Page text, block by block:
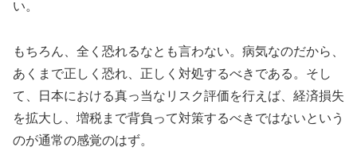
い。
もちろん、全く恐れるなとも言わない。病気なのだから、
あくまで正しく恐れ、正しく対処するべきである。そし
て、日本における真っ当なリスク評価を行えば、経済損失
を拡大し、増税まで背負って対策するべきではないという
のが通常の感覚のはず。